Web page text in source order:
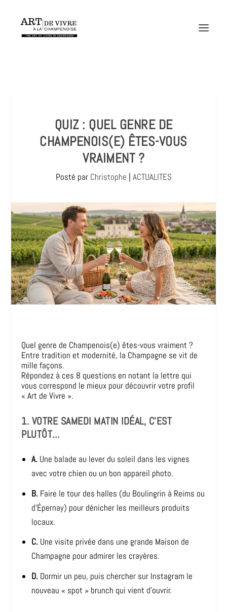
QUIZ : QUEL GENRE DE
CHAMPENOIS(E) ÊTES-VOUS
VRAIMENT ?
Posté par Christophe | ACTUALITES
Quel genre de Champenois(e) êtes-vous vraiment ?
Entre tradition et modernité, la Champagne se vit de
mille façons.
Répondez à ces 8 questions en notant la lettre qui
vous correspond le mieux pour découvrir votre profil
« Art de Vivre ».
1. VOTRE SAMEDI MATIN IDÉAL, C’EST
PLUTÔT…
A.Une balade au lever du soleil dans les vignes
avec votre chien ou un bon appareil photo.
B.Faire le tour des halles (du Boulingrin à Reims ou
d’Épernay) pour dénicher les meilleurs produits
locaux.
C.Une visite privée dans une grande Maison de
Champagne pour admirer les crayères.
D.Dormir un peu, puis chercher sur Instagram le
nouveau « spot » brunch qui vient d’ouvrir.